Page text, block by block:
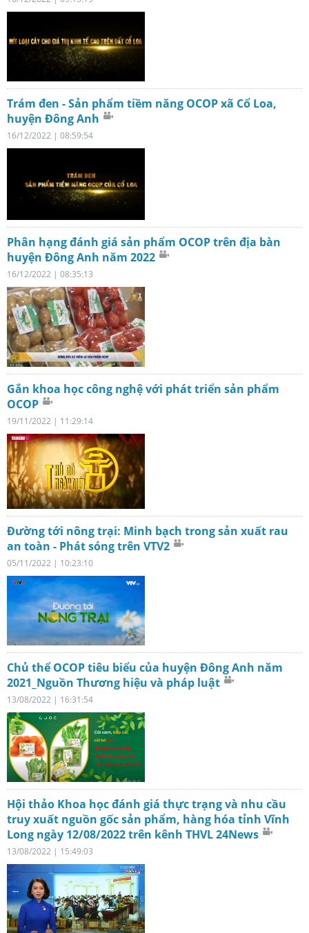
Trám đen - Sản phẩm tiềm năng OCOP xã Cổ Loa,
huyện Đông Anh
16/12/2022 | 08:59:54
Phân hạng đánh giá sản phẩm OCOP trên địa bàn
huyện Đông Anh năm 2022
16/12/2022 | 08:35:13
Gắn khoa học công nghệ với phát triển sản phẩm
OCOP
19/11/2022 | 11:29:14
Đường tới nông trại: Minh bạch trong sản xuất rau
an toàn - Phát sóng trên VTV2
05/11/2022 | 10:23:10
Chủ thể OCOP tiêu biểu của huyện Đông Anh năm
2021_Nguồn Thương hiệu và pháp luật
13/08/2022 | 16:31:54
Hội thảo Khoa học đánh giá thực trạng và nhu cầu
truy xuất nguồn gốc sản phẩm, hàng hóa tỉnh Vĩnh
Long ngày 12/08/2022 trên kênh THVL 24News
13/08/2022 | 15:49:03